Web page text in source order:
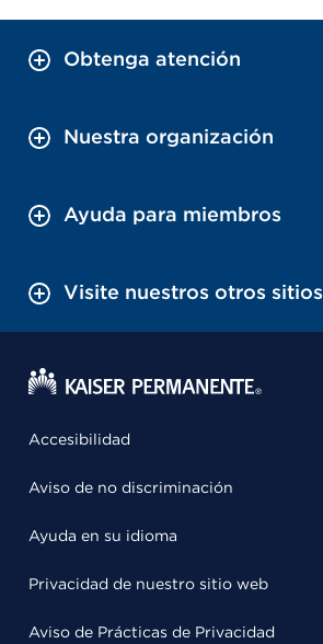
Obtenga atención
Nuestra organización
Ayuda para miembros
Visite nuestros otros sitios
Accesibilidad
Aviso de no discriminación
Ayuda en su idioma
Privacidad de nuestro sitio web
Aviso de Prácticas de Privacidad